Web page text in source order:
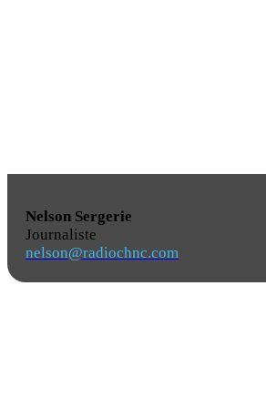
Nelson Sergerie
Journaliste
nelson@radiochnc.com